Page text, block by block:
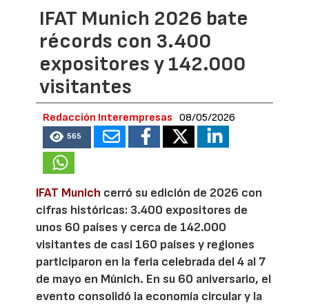
IFAT Munich 2026 bate
récords con 3.400
expositores y 142.000
visitantes
Redacción Interempresas 08/05/2026
565
IFAT Munich cerró su edición de 2026 con
cifras históricas: 3.400 expositores de
unos 60 países y cerca de 142.000
visitantes de casi 160 países y regiones
participaron en la feria celebrada del 4 al 7
de mayo en Múnich. En su 60 aniversario, el
evento consolidó la economía circular y la